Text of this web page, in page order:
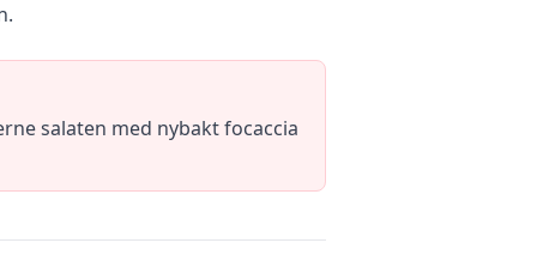
salaten med nybakt focaccia